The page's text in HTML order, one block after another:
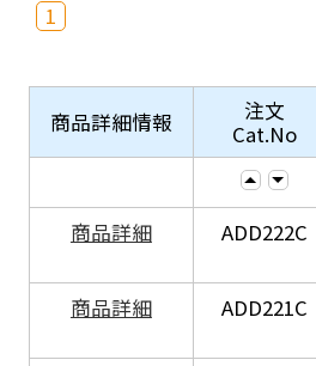
1
商品詳細情報
注文
Cat.No
商品詳細 ADD222C
商品詳細
ADD221C